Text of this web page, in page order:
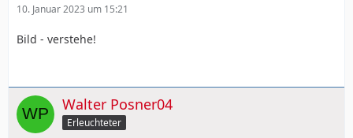
10. Januar 2023 um 15:21
Bild - verstehe!
Walter Posner04
Erleuchteter